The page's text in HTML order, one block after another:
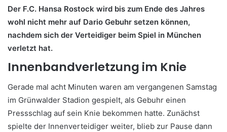
Der F.C. Hansa Rostock wird bis zum Ende des Jahres
wohl nicht mehr auf Dario Gebuhr setzen können,
nachdem sich der Verteidiger beim Spiel in München
verletzt hat.
Innenbandverletzung im Knie
Gerade mal acht Minuten waren am vergangenen Samstag
im Grünwalder Stadion gespielt, als Gebuhr einen
Pressschlag auf sein Knie bekommen hatte. Zunächst
spielte der Innenverteidiger weiter, blieb zur Pause dann